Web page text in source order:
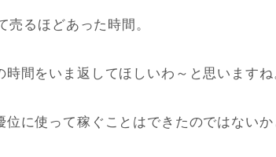
売るほどあった時間。
間をいま返してほしいわ～と思いますね
位に使って稼ぐことはできたのではないか